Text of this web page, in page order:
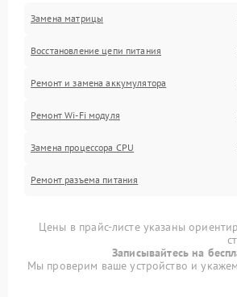
Замена матрицы
Восстановление цепи питания
Ремонт и замена аккумулятора
Ремонт Wi-Fi модуля
Замена процессора CPU
Ремонт разъема питания
Цены в прайс-листе указаны
Записывайтесь на
Мы проверим ваше устройство и